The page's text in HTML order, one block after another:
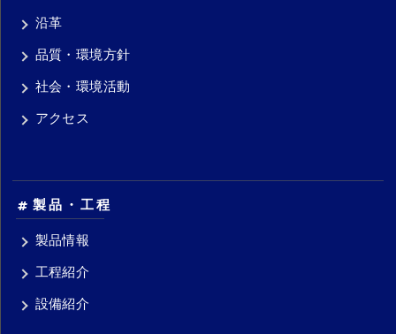
沿革
品質・環境方針
社会・環境活動
アクセス
製品・工程
製品情報
工程紹介
設備紹介